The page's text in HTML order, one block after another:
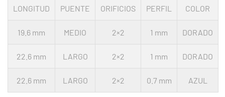
LONGITUD PUENTE ORIFICIOS PERFIL COLOR
19.6 mm MEDIO 2×2 1 mm DORADO
22.6 mm LARGO 2×2 1 mm DORADO
22.6 mm LARGO 2×2 0.7 mm AZUL